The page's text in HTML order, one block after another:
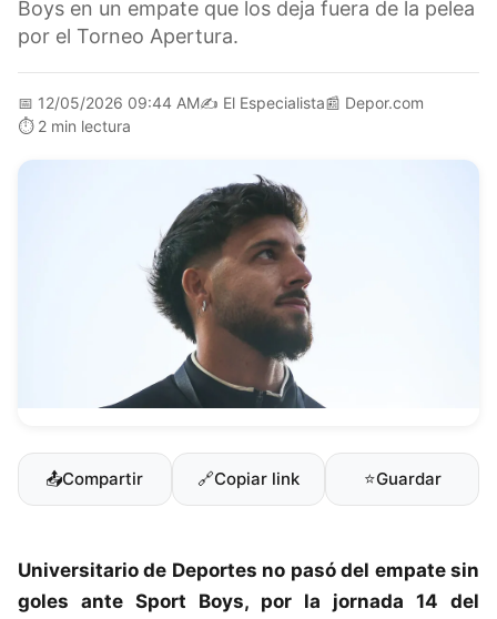
Boys en un empate que los deja fuera de la pelea
por el Torneo Apertura.
📅 12/05/2026 09:44 AM✍️ El Especialista📰 Depor.com
⏱️ 2 min lectura
📤Compartir 🔗Copiar link ⭐Guardar
Universitario de Deportes no pasó del empate sin
goles ante Sport Boys, por la jornada 14 del